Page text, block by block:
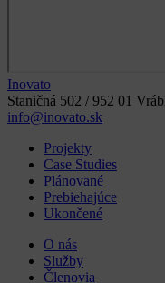
PICK to LIGHT 2.0
Názov projektu: PICK to
Realizátor projektu: SCR
Kubána Zákazník: Magna
s.r.o. Obdobie realizácie:
projektu: Cieľom projektu
procese Just-In-Sequence
Konkrétne sa jedná o fázu
priebežne doplňovaného
tieto súčiastky
pevne spoja a vytvoria
objednávateľa. V rámci […]